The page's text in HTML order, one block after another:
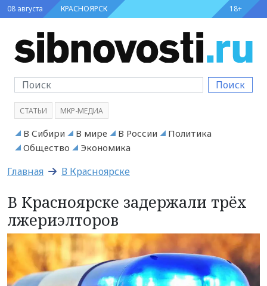
08 августа КРАСНОЯРСК 18+
Поиск
СТАТЬИ МКР-МЕДИА
В Сибири В мире В России
Политика
Общество
Экономика
Главная В Красноярске
В Красноярске задержали трёх
лжериэлторов